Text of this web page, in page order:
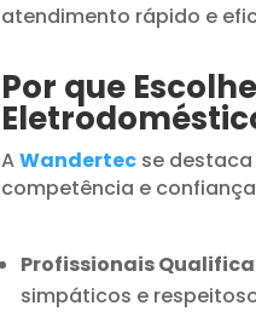
atendimento rápido e
Por que
AWandertec se
competência e
Profissionais
simpáticos e